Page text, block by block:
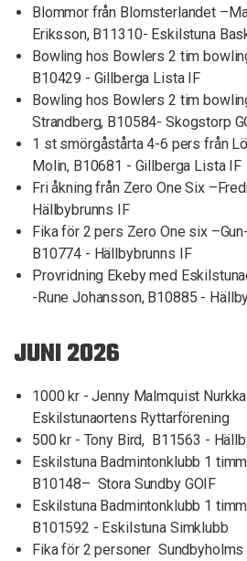
Blommor från Blomsterlandet
Eriksson, B11310- Eskilstuna
Bowling hos Bowlers 2 tim
B10429 - Gillberga Lista IF
Bowling hos Bowlers 2 tim
Strandberg, B10584- Skogstorp
1 st smörgåstårta 4-6 pers från
Molin, B10681 - Gillberga Lista IF
Fri åkning från Zero One Six
Hällbybrunns IF
Fika för 2 pers Zero One six
B10774 - Hällbybrunns IF
Provridning Ekeby med
-Rune Johansson, B10885 -
JUNI 2026
1000 kr - Jenny Malmquist
Eskilstunaortens Ryttarförening
500 kr - Tony Bird, B11563 -
Eskilstuna Badmintonklubb 1
B10148– Stora Sundby GOIF
Eskilstuna Badmintonklubb 1
B101592 - Eskilstuna Simklubb
Fika för 2 personer Sundbyholms